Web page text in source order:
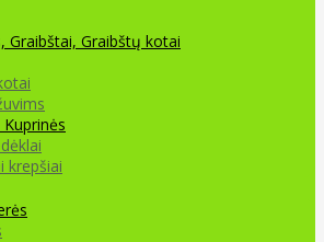
Graibštai, Graibštų kotai
krepšiai